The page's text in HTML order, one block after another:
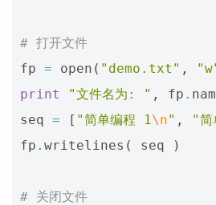
# 打开文件
fp = open ( "demo.txt" ,
print
"文件名为: " , fp .
seq = [ "简单编程 1\n" , "简
fp . writelines ( seq )
# 关闭文件